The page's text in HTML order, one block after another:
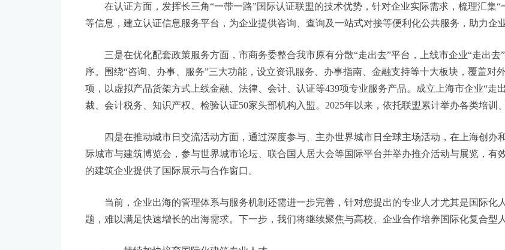
评价衔接机制，来自外资企业、民营企业、国有企业、国际协会的225位持证人通过考核认定取得
在认证方面，发挥长三角“一带一路”国际认证联盟的技术优势，针对企业实际需求，梳理汇集“
等信息，建立认证信息服务平台，为企业提供咨询、查询及一站式对接等便利化公共服务，助力企
序。围绕“咨询、办事、服务”三大功能，设立资讯服务、办事指南、金融支持等十大板块，覆盖
项，以虚拟产品货架方式上线金融、法律、会计、认证等439项专业服务产品。成立上海市企业“走
裁、会计税务、知识产权、检验认证50家头部机构入盟。2025年以来，依托联盟累计举办各类培训
四是在推动城市日交流活动方面，通过深度参与、主办世界城市日全球主场活动，在上海创办
际城市与建筑博览会，参与世界城市论坛、联合国人居大会等国际平台并举办推介活动与展览，有